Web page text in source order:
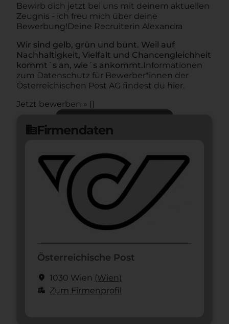
Bewirb dich jetzt bei uns mit deinem aktuellen
Zeugnis - ich freu mich über deine
Bewerbung!Deine Recruiterin Alexandra
Wir sind gelb, grün und bunt. Weil auf
Nachhaltigkeit, Vielfalt und Chancengleichheit
kommt´s an, wie´s ankommt.Informationen
zum Datenschutz für Bewerber*innen der
Österreichischen Post AG findest du hier.
Jetzt bewerben » []
domainFirmendaten
Österreichische Post
location_on 1030 Wien (Wien)
apartment Zum Firmenprofil